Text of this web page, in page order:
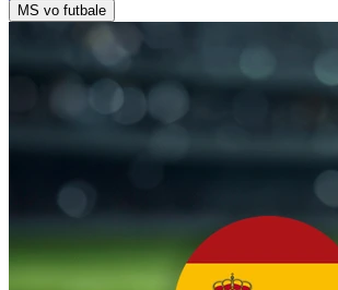
MS vo futbale